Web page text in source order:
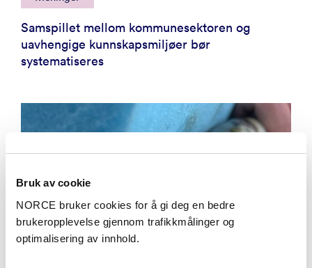
Bruk av cookie
NORCE bruker cookies for å gi deg en bedre
brukeropplevelse gjennom trafikkmålinger og
optimalisering av innhold.
Samspillet mellom kommunesektoren og
uavhengige kunnskapsmiljøer bør
systematiseres